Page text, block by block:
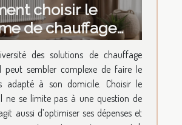
choisir le
de chauffage
votre domicile
des solutions de chauffage
peut sembler complexe de faire le
adapté à son domicile. Choisir le
ne se limite pas à une question de
aussi d’optimiser ses dépenses et